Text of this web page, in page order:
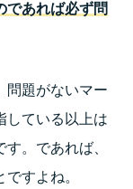
であれば必ず問
問題がないマー
している以上は
。であれば、
すよね。